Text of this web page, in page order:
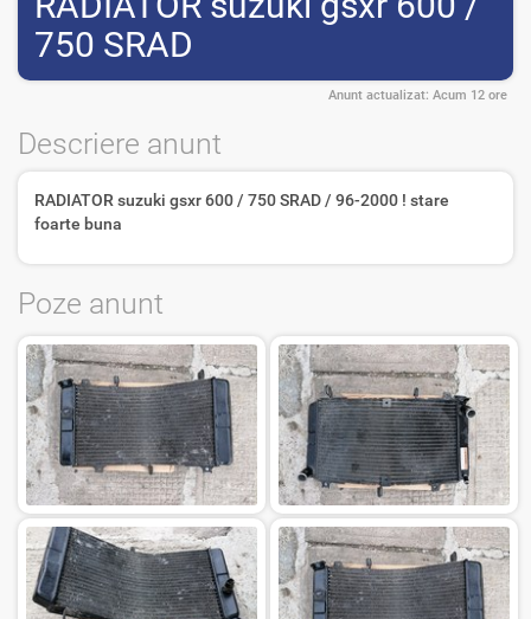
750 SRAD
Anunt actualizat: Acum 12 ore
Descriere anunt
RADIATOR suzuki gsxr 600 / 750 SRAD / 96-2000 ! stare
foarte buna
Poze anunt